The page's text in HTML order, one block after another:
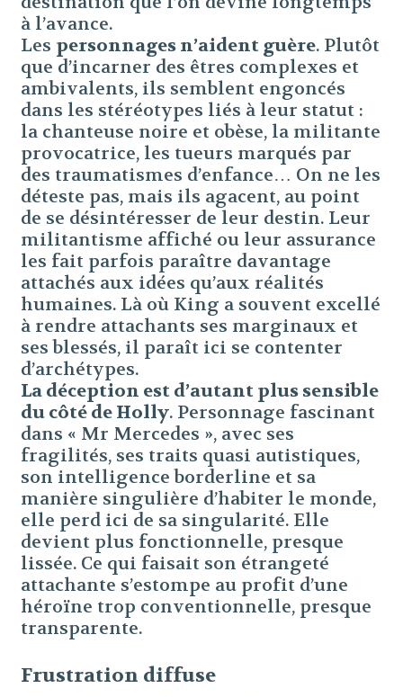
à l’avance.
Les personnages n’aident guère. Plutôt
que d’incarner des êtres complexes et
ambivalents, ils semblent engoncés
dans les stéréotypes liés à leur statut :
la chanteuse noire et obèse, la militante
provocatrice, les tueurs marqués par
des traumatismes d’enfance… On ne les
déteste pas, mais ils agacent, au point
de se désintéresser de leur destin. Leur
militantisme affiché ou leur assurance
les fait parfois paraître davantage
attachés aux idées qu’aux réalités
humaines. Là où King a souvent excellé
à rendre attachants ses marginaux et
ses blessés, il paraît ici se contenter
d’archétypes.
La déception est d’autant plus sensible
du côté de Holly. Personnage fascinant
dans « Mr Mercedes », avec ses
fragilités, ses traits quasi autistiques,
son intelligence borderline et sa
manière singulière d’habiter le monde,
elle perd ici de sa singularité. Elle
devient plus fonctionnelle, presque
lissée. Ce qui faisait son étrangeté
attachante s’estompe au profit d’une
héroïne trop conventionnelle, presque
transparente.
Frustration diffuse